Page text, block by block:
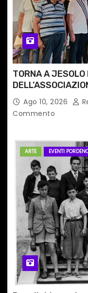
c
o
l
i
TORNA A
Ago 10, 2026
Commento
ARTE EVENTI